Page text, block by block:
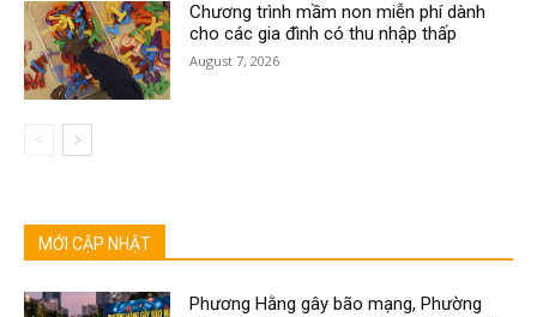
Chương trình mầm non miễn phí dành
cho các gia đình có thu nhập thấp
August 7, 2026
MỚI CẬP NHẬT
Phương Hằng gây bão mạng, Phường